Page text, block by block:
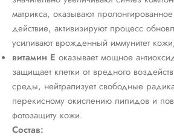
матрикса, оказывают
действие, активизируют процесс
усиливают врожденный иммунитет
витамин Е оказывает мощное
защищает клетки от вредного
среды, нейтрализует свободные
перекисному окислению липидов и
фотозащиту кожи.
Состав: